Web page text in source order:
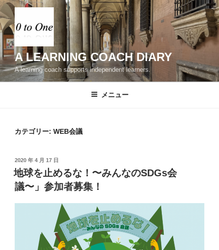
コ
ン
テ
ン
ツ
へ
ス
A LEARNING COACH DIARY
A learning coach supports independent learners.
メニュー
カテゴリー: WEB会議
投
稿
日:
2020 年 4 月 17 日
地球を止めるな！〜みんなのSDGs会
議〜」参加者募集！